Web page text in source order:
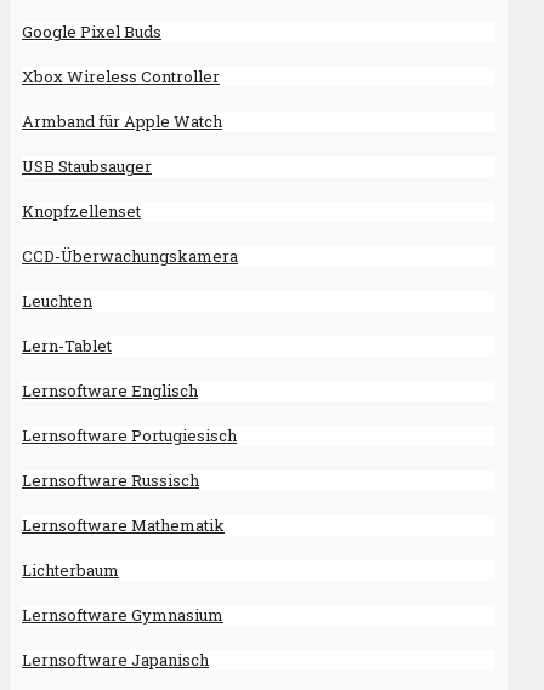
Google Pixel Buds
Xbox Wireless Controller
Armband für Apple Watch
USB Staubsauger
Knopfzellenset
CCD-Überwachungskamera
Leuchten
Lern-Tablet
Lernsoftware Englisch
Lernsoftware Portugiesisch
Lernsoftware Russisch
Lernsoftware Mathematik
Lichterbaum
Lernsoftware Gymnasium
Lernsoftware Japanisch